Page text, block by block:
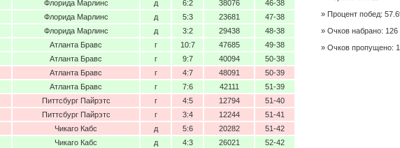
Флорида Марлинс д 6:2 38076
46-38
Флорида Марлинс д 5:3 23681
47-38
Флорида Марлинс д 3:2 29438
48-38
Атланта Бравс г 10:7 47685
49-38
Атланта Бравс г 9:7 40094
50-38
Атланта Бравс г 4:7 48091
50-39
Атланта Бравс г 7:6 42111
51-39
Питтсбург Пайрэтс г 4:5 12794
51-40
Питтсбург Пайрэтс г 3:4 12244
51-41
Чикаго Кабс д 5:6 20282
51-42
Чикаго Кабс д 4:3 26021
52-42
Процент побед:
Очков набрано: 126
Очков пропущено: